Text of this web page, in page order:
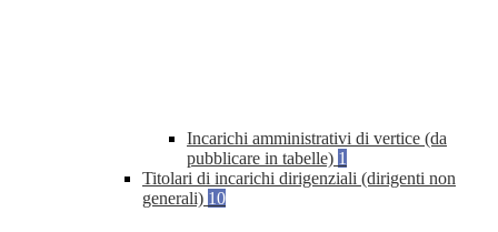
Incarichi amministrativi di vertice (da
pubblicare in tabelle) 1
Titolari di incarichi dirigenziali (dirigenti non
generali) 10